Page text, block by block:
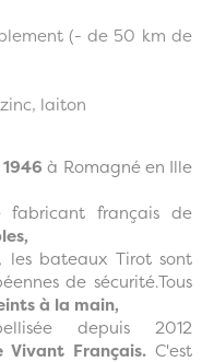
(- de 50 km de
laiton
à Romagné en Ille
fabricant français de
les bateaux Tirot sont
de sécurité.Tous
à la main,
depuis 2012
Vivant Français. C'est